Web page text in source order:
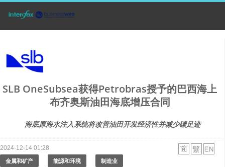
SLB OneSubsea获得Petrobras授予的巴西海上
布齐奥斯油田海底增压合同
海底原海水注入系统将改善油田开发经济性并减少碳足迹
2024-12-14 01:28
金属和矿产 能源和环境 制造业